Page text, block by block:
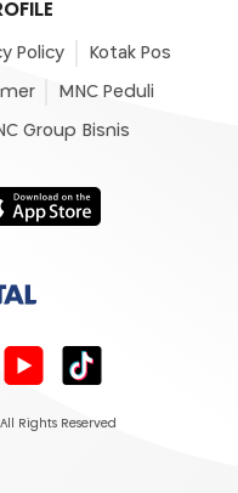
Policy Kotak Pos
MNC Peduli
Group Bisnis
Rights Reserved